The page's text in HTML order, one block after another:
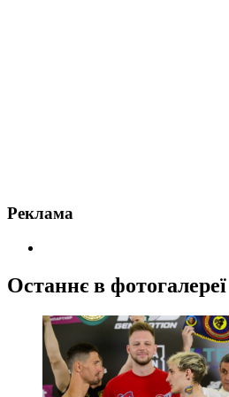
Реклама
Останнє в фотогалереї